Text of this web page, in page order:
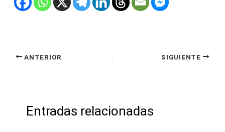
ANTERIOR SIGUIENTE
Entradas relacionadas